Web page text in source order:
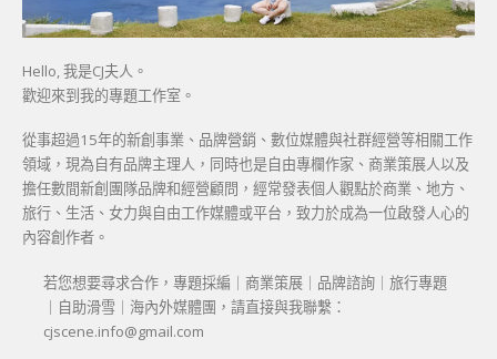
Hello, 我是CJ夫人。
歡迎來到我的專題工作室。
從事超過15年的新創事業、品牌營銷、數位媒體與社群經營等相關工作
領域，現為自有品牌主理人，同時也是自由專欄作家、商業策展人以及
擔任數間新創團隊品牌和經營顧問，經常發表個人觀點於商業、地方、
旅行、生活、女力與自由工作媒體或平台，致力於成為一位啟發人心的
內容創作者。
若您想要尋求合作，專題採編｜商業策展｜品牌諮詢｜旅行專題
｜自助滑雪｜海內外媒體團，請直接與我聯繫：
cjscene.info@gmail.com